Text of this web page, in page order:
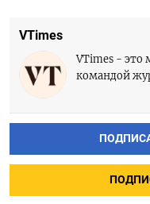
VTimes
VTimes - это
командой